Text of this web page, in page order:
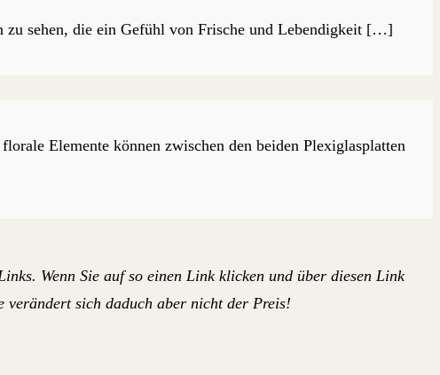
zu sehen, die ein Gefühl von Frische und Lebendigkeit […]
Elemente können zwischen den beiden Plexiglasplatten
Wenn Sie auf so einen Link klicken und über diesen Link
verändert sich daduch aber nicht der Preis!